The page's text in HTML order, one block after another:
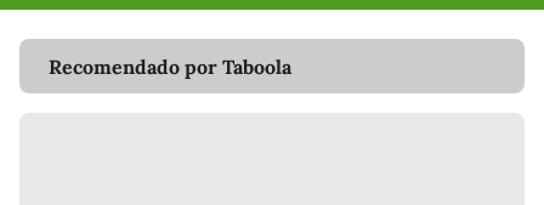
Recomendado por Taboola